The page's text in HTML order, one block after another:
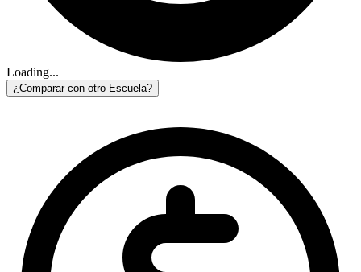
Loading...
¿Comparar con otro Escuela?